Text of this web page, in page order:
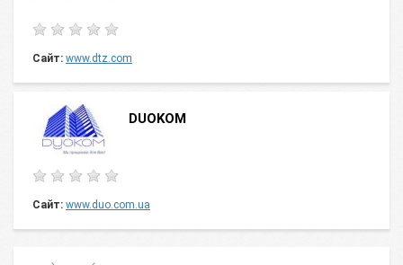
Сайт: www.dtz.com
DUOKOM
Сайт: www.duo.com.ua